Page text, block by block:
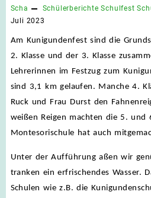
Scha Schülerberichte Schulfest
Juli 2023
Am Kunigundenfest sind die
2. Klasse und der 3. Klasse
Lehrerinnen im Festzug zum
sind 3,1 km gelaufen. Manche 4.
Ruck und Frau Durst den
weißen Reigen machten die 5. und
Montesorischule hat auch
Unter der Aufführung aßen wir
tranken ein erfrischendes Wasser.
Schulen wie z.B. die